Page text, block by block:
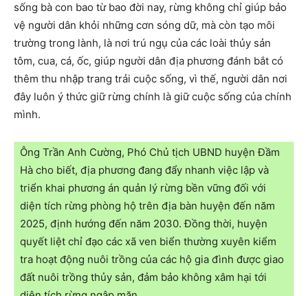
sống bà con bao từ bao đời nay, rừng không chỉ giúp bảo
vệ người dân khỏi những cơn sóng dữ, mà còn tạo môi
trường trong lành, là nơi trú ngụ của các loài thủy sản
tôm, cua, cá, ốc, giúp người dân địa phương đánh bắt có
thêm thu nhập trang trải cuộc sống, vì thế, người dân nơi
đây luôn ý thức giữ rừng chính là giữ cuộc sống của chính
mình.
Ông Trần Anh Cường, Phó Chủ tịch UBND huyện Đầm
Hà cho biết, địa phương đang đẩy nhanh việc lập và
triển khai phương án quản lý rừng bền vững đối với
diện tích rừng phòng hộ trên địa bàn huyện đến năm
2025, định hướng đến năm 2030. Đồng thời, huyện
quyết liệt chỉ đạo các xã ven biển thường xuyên kiểm
tra hoạt động nuôi trồng của các hộ gia đình được giao
đất nuôi trồng thủy sản, đảm bảo không xâm hại tới